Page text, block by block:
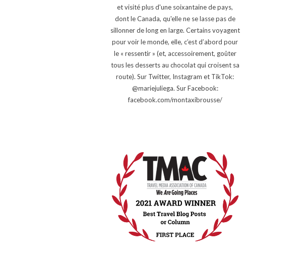
et visité plus d'une soixantaine de pays,
dont le Canada, qu'elle ne se lasse pas de
sillonner de long en large. Certains voyagent
pour voir le monde, elle, c’est d’abord pour
le « ressentir » (et, accessoirement, goûter
tous les desserts au chocolat qui croisent sa
route). Sur Twitter, Instagram et TikTok:
@mariejuliega. Sur Facebook:
facebook.com/montaxibrousse/